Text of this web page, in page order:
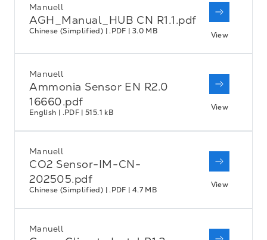
Manuell
AGH_Manual_HUB CN R1.1.pdf
Chinese (Simplified) | .PDF | 3.0 MB View
Manuell
Ammonia Sensor EN R2.0
16660.pdf
English | .PDF | 515.1 kB
View
Manuell
CO2 Sensor-IM-CN-
202505.pdf
Chinese (Simplified) | .PDF | 4.7 MB
View
Manuell